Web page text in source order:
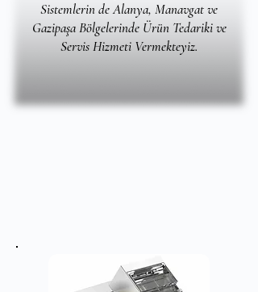
Sistemlerin de Alanya, Manavgat ve
Gazipaşa Bölgelerinde Ürün Tedariki ve
Servis Hizmeti Vermekteyiz.